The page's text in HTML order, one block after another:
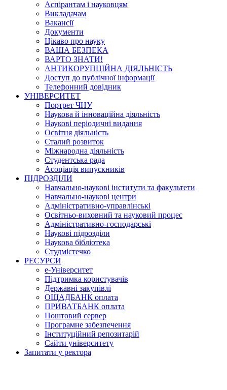
Аспірантам і науковцям
Викладачам
Вакансії
Документи
Цікаво про науку
ВАША БЕЗПЕКА
ВАРТО ЗНАТИ!
АНТИКОРУПЦІЙНА ДІЯЛЬНІСТЬ
Доступ до публічної інформації
Телефонний довідник
УНІВЕРСИТЕТ
Портрет ЧНУ
Наукова й інноваційна діяльність
Наукові періодичні видання
Освітня діяльність
Сталий розвиток
Міжнародна діяльність
Студентська рада
Асоціація випускників
ПІДРОЗДІЛИ
Навчально-наукові інститути та факультети
Навчально-наукові центри
Адміністративно-управлінські
Освітньо-виховний та науковий процес
Адміністративно-господарські
Наукові підрозділи
Наукова бібліотека
Студмістечко
РЕСУРСИ
е-Університет
Підтримка користувачів
Державні закупівлі
ОЩАДБАНК оплата
ПРИВАТБАНК оплата
Поштовий сервер
Програмне забезпечення
Інституційний репозитарій
Сайти університету
Запитати у ректора